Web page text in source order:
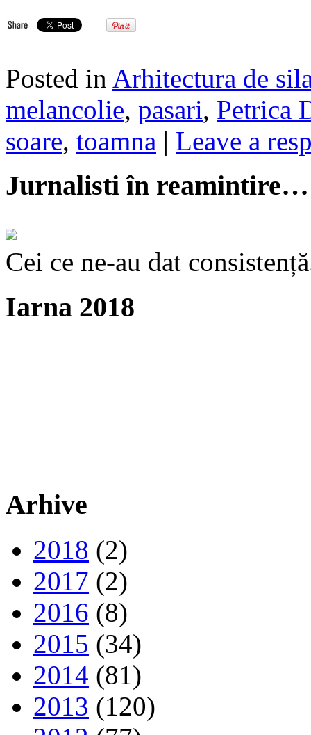
Posted in Arhitectura de
melancolie, pasari, Petrica
soare, toamna | Leave a
Jurnalisti în reamintire…
Cei ce ne-au dat
Iarna 2018
Arhive
2018 (2)
2017 (2)
2016 (8)
2015 (34)
2014 (81)
2013 (120)